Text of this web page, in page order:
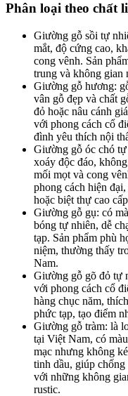
Phân loại theo chất
Giường gỗ sồi tự
mắt, độ cứng cao,
cong vênh. Sản
trung và không gian
Giường gỗ hương:
vân gỗ đẹp và chất
đỏ hoặc nâu cánh
với phong cách cổ
đình yêu thích nội
Giường gỗ óc chó tự
xoáy độc đáo,
mối mọt và cong
phong cách hiện
hoặc biệt thự cao
Giường gỗ gụ: có
bóng tự nhiên, dễ
tạp. Sản phẩm phù
niệm, thường thấy
Nam.
Giường gỗ gõ đỏ tự
với phong cách cổ
hàng chục năm,
phức tạp, tạo điểm
Giường gỗ tràm: là
tại Việt Nam, có
mạc nhưng không
tinh dầu, giúp
với những không
rustic.